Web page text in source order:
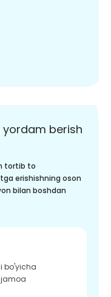
yordam berish
tortib to
erishishning oson
bilan boshdan
bo'yicha